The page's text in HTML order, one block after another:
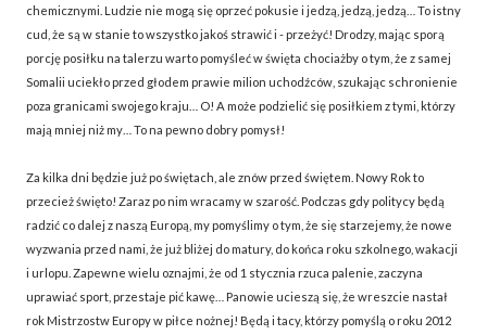
chemicznymi. Ludzie nie mogą się oprzeć pokusie i jedzą, jedzą, jedzą… To istny
cud, że są w stanie to wszystko jakoś strawić i - przeżyć! Drodzy, mając sporą
porcję posiłku na talerzu warto pomyśleć w święta chociażby o tym, że z samej
Somalii uciekło przed głodem prawie milion uchodźców, szukając schronienie
poza granicami swojego kraju… O! A może podzielić się posiłkiem z tymi, którzy
mają mniej niż my… To na pewno dobry pomysł!
Za kilka dni będzie już po świętach, ale znów przed świętem. Nowy Rok to
przecież święto! Zaraz po nim wracamy w szarość. Podczas gdy politycy będą
radzić co dalej z naszą Europą, my pomyślimy o tym, że się starzejemy, że nowe
wyzwania przed nami, że już bliżej do matury, do końca roku szkolnego, wakacji
i urlopu. Zapewne wielu oznajmi, że od 1 stycznia rzuca palenie, zaczyna
uprawiać sport, przestaje pić kawę… Panowie ucieszą się, że wreszcie nastał
rok Mistrzostw Europy w piłce nożnej! Będą i tacy, którzy pomyślą o roku 2012